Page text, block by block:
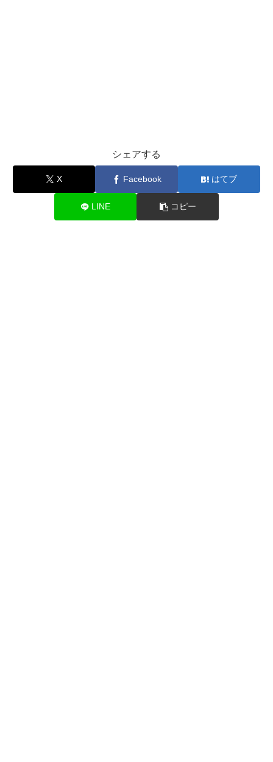
シェアする
X Facebook はてブ
LINE コピー